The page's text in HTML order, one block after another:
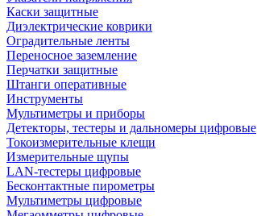
Каски защитные
Диэлектрические коврики
Оградительные ленты
Переносное заземление
Перчатки защитные
Штанги оперативные
Инструменты
Мультиметры и приборы
Детекторы, тестеры и дальномеры цифровые
Токоизмерительные клещи
Измерительные щупы
LAN-тестеры цифровые
Бесконтактные пирометры
Мультиметры цифровые